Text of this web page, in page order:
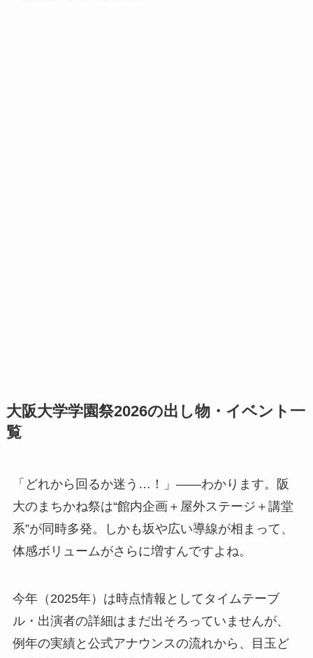
大阪大学学園祭2026の出し物・イベント一
覧
「どれから回るか迷う…！」——わかります。阪
大のまちかね祭は“館内企画＋屋外ステージ＋講堂
系”が同時多発。しかも坂や広い導線が相まって、
体感ボリュームがさらに増すんですよね。
今年（2025年）は時点情報としてタイムテーブ
ル・出演者の詳細はまだ出そろっていませんが、
例年の実績と公式アナウンスの流れから、目玉ど